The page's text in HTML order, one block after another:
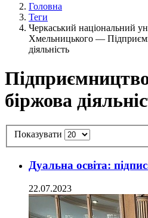
Головна
Теги
Черкаський національний
Хмельницького —
діяльність
біржова
Показувати
Дуальна освіта:
22.07.2023